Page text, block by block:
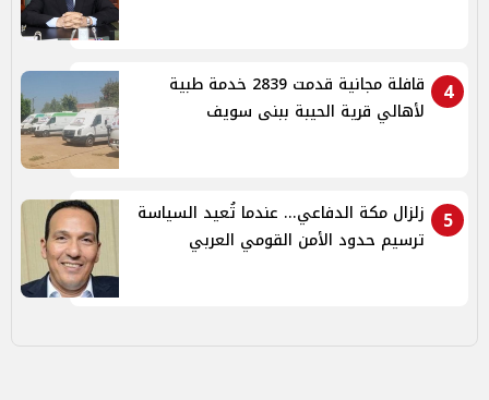
4
قافلة مجانية قدمت 2839 خدمة طبية
لأهالي قرية الحيبة ببنى سويف
5
زلزال مكة الدفاعي... عندما تُعيد السياسة
ترسيم حدود الأمن القومي العربي